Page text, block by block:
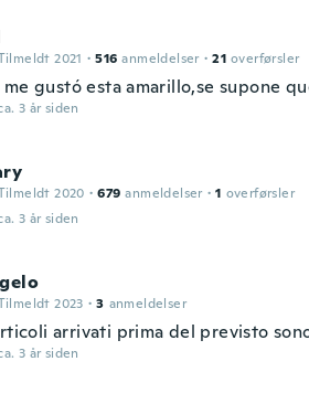
2021 · 516 anmeldelser · 21 overførsler
me gustó esta amarillo,se supone
3 år siden
2020 · 679 anmeldelser · 1 overførsler
3 år siden
2023 · 3 anmeldelser
arrivati prima del previsto
3 år siden